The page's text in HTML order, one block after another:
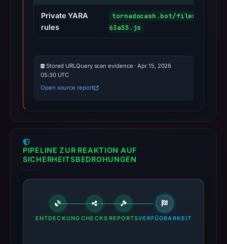
Private YARA
rules
tornadocash.bot/files/bc
63a55.js
Stored URLQuery scan evidence · Apr 15, 2026
05:30 UTC
Open source report
PIPELINE ZUR REAKTION AUF
SICHERHEITSBEDROHUNGEN
ENTDECKUNG CHECKS REPORTSVERFÜGBARKEIT